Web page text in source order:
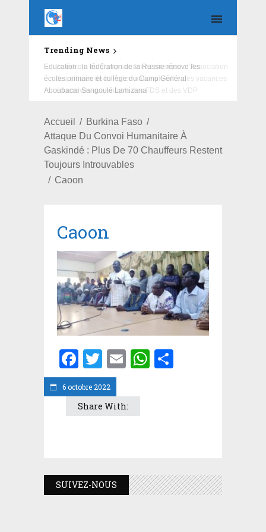
Trending News
Education : la fédération de la Russie rénove les
écoles primaire et collège du Camp Général
Aboubacar Sangoulé Lamizana
Accueil
Burkina Faso
Attaque Du Convoi Humanitaire À
Gaskindé : Plus De 70 Chauffeurs Restent
Toujours Introuvables
Caoon
6 octobre 2022
Caoon
Facebook
Twitter
EmailWhatsApp
Share With:
SUIVEZ-NOUS